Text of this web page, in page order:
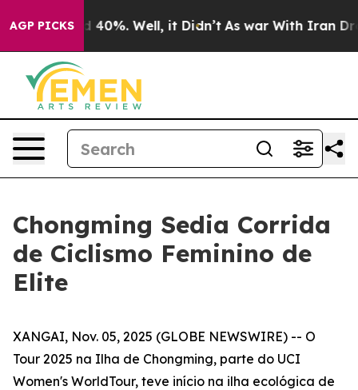
AGP PICKS
Around 40%. Well, it Didn’t As war With Iran Drove
Chongming Sedia Corrida
de Ciclismo Feminino de
Elite
XANGAI, Nov. 05, 2025 (GLOBE NEWSWIRE) -- O
Tour 2025 na Ilha de Chongming, parte do UCI
Women's WorldTour, teve início na ilha ecológica de